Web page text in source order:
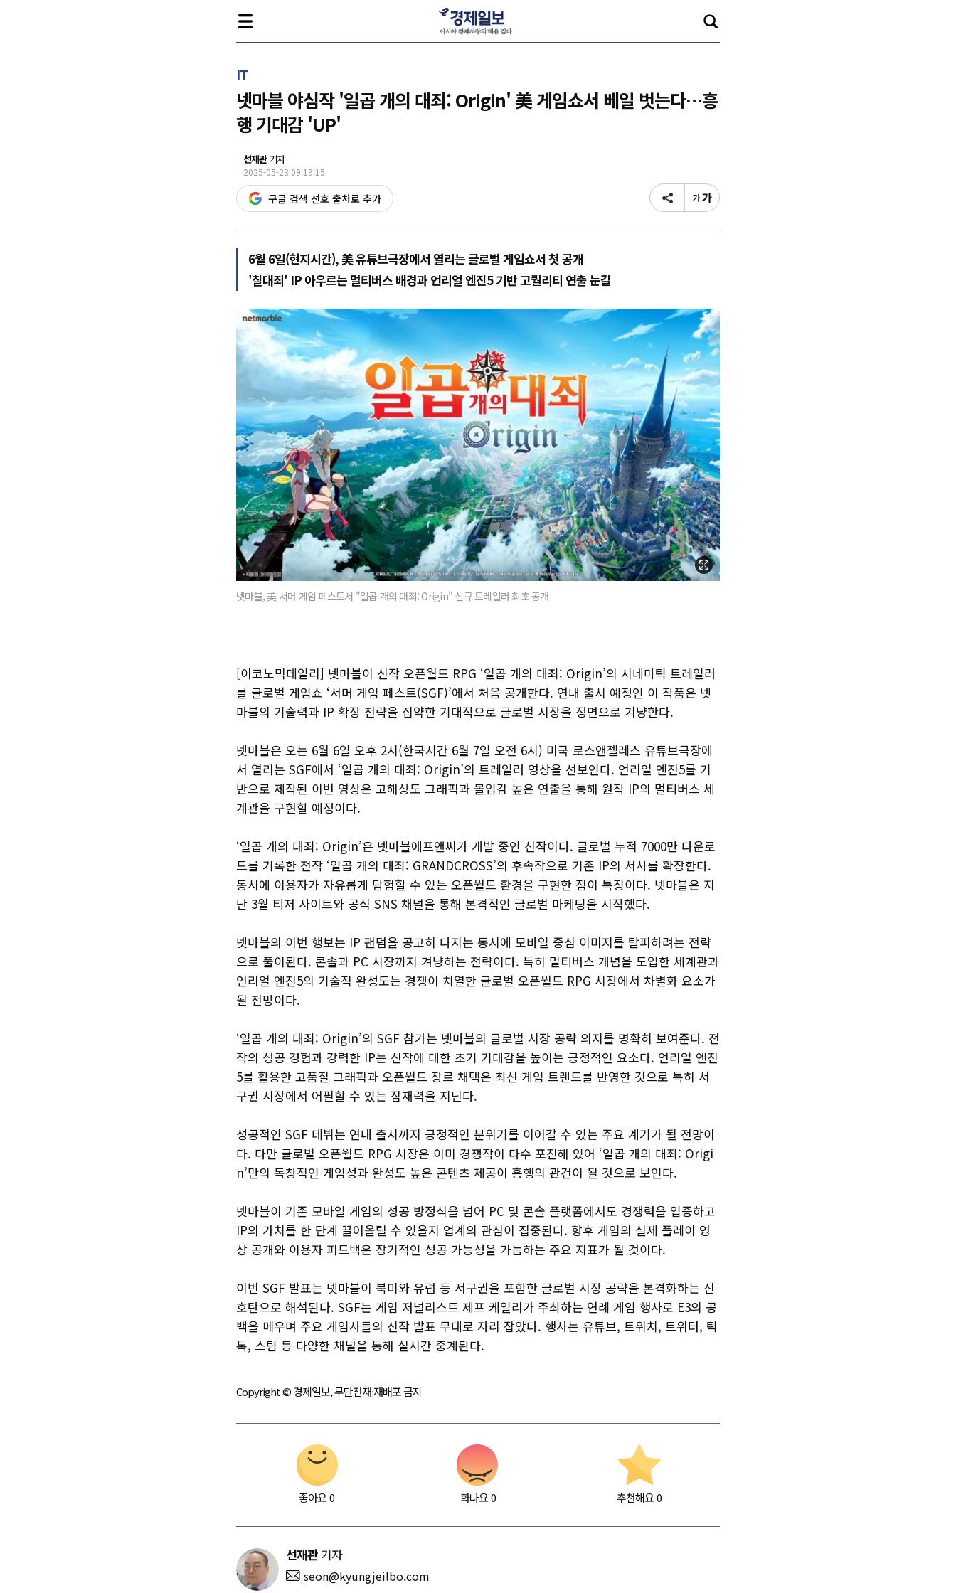
IT
넷마블 야심작 '일곱 개의 대죄: Origin' 美 게임쇼서 베일 벗는다…흥
행 기대감 'UP'
선재관기자
2025-05-23 09:19:15
구글 검색 선호 출처로 추가
6월 6일(현지시간), 美 유튜브극장에서 열리는 글로벌 게임쇼서 첫 공개
'칠대죄' IP 아우르는 멀티버스 배경과 언리얼 엔진5 기반 고퀄리티 연출 눈길
넷마블, 美 서머 게임 페스트서 "일곱 개의 대죄: Origin" 신규 트레일러 최초 공개
[이코노믹데일리] 넷마블이 신작 오픈월드 RPG ‘일곱 개의 대죄: Origin’의 시네마틱 트레일러
를 글로벌 게임쇼 ‘서머 게임 페스트(SGF)’에서 처음 공개한다. 연내 출시 예정인 이 작품은 넷
마블의 기술력과 IP 확장 전략을 집약한 기대작으로 글로벌 시장을 정면으로 겨냥한다.
넷마블은 오는 6월 6일 오후 2시(한국시간 6월 7일 오전 6시) 미국 로스앤젤레스 유튜브극장에
서 열리는 SGF에서 ‘일곱 개의 대죄: Origin’의 트레일러 영상을 선보인다. 언리얼 엔진5를 기
반으로 제작된 이번 영상은 고해상도 그래픽과 몰입감 높은 연출을 통해 원작 IP의 멀티버스 세
계관을 구현할 예정이다.
‘일곱 개의 대죄: Origin’은 넷마블에프앤씨가 개발 중인 신작이다. 글로벌 누적 7000만 다운로
드를 기록한 전작 ‘일곱 개의 대죄: GRANDCROSS’의 후속작으로 기존 IP의 서사를 확장한다.
동시에 이용자가 자유롭게 탐험할 수 있는 오픈월드 환경을 구현한 점이 특징이다. 넷마블은 지
난 3월 티저 사이트와 공식 SNS 채널을 통해 본격적인 글로벌 마케팅을 시작했다.
넷마블의 이번 행보는 IP 팬덤을 공고히 다지는 동시에 모바일 중심 이미지를 탈피하려는 전략
으로 풀이된다. 콘솔과 PC 시장까지 겨냥하는 전략이다. 특히 멀티버스 개념을 도입한 세계관과
언리얼 엔진5의 기술적 완성도는 경쟁이 치열한 글로벌 오픈월드 RPG 시장에서 차별화 요소가
될 전망이다.
‘일곱 개의 대죄: Origin’의 SGF 참가는 넷마블의 글로벌 시장 공략 의지를 명확히 보여준다. 전
작의 성공 경험과 강력한 IP는 신작에 대한 초기 기대감을 높이는 긍정적인 요소다. 언리얼 엔진
5를 활용한 고품질 그래픽과 오픈월드 장르 채택은 최신 게임 트렌드를 반영한 것으로 특히 서
구권 시장에서 어필할 수 있는 잠재력을 지닌다.
성공적인 SGF 데뷔는 연내 출시까지 긍정적인 분위기를 이어갈 수 있는 주요 계기가 될 전망이
다. 다만 글로벌 오픈월드 RPG 시장은 이미 경쟁작이 다수 포진해 있어 ‘일곱 개의 대죄: Origi
n’만의 독창적인 게임성과 완성도 높은 콘텐츠 제공이 흥행의 관건이 될 것으로 보인다.
넷마블이 기존 모바일 게임의 성공 방정식을 넘어 PC 및 콘솔 플랫폼에서도 경쟁력을 입증하고
IP의 가치를 한 단계 끌어올릴 수 있을지 업계의 관심이 집중된다. 향후 게임의 실제 플레이 영
상 공개와 이용자 피드백은 장기적인 성공 가능성을 가늠하는 주요 지표가 될 것이다.
이번 SGF 발표는 넷마블이 북미와 유럽 등 서구권을 포함한 글로벌 시장 공략을 본격화하는 신
호탄으로 해석된다. SGF는 게임 저널리스트 제프 케일리가 주최하는 연례 게임 행사로 E3의 공
백을 메우며 주요 게임사들의 신작 발표 무대로 자리 잡았다. 행사는 유튜브, 트위치, 트위터, 틱
톡, 스팀 등 다양한 채널을 통해 실시간 중계된다.
Copyright © 경제일보, 무단전재·재배포 금지
좋아요 0 화나요0 추천해요0
선재관 기자
seon@kyungjeilbo.com